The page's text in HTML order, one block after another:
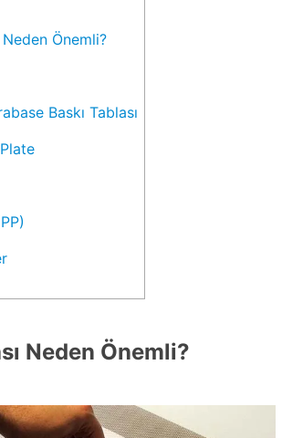
Neden Önemli?
Baskı Tablası
Neden Önemli?